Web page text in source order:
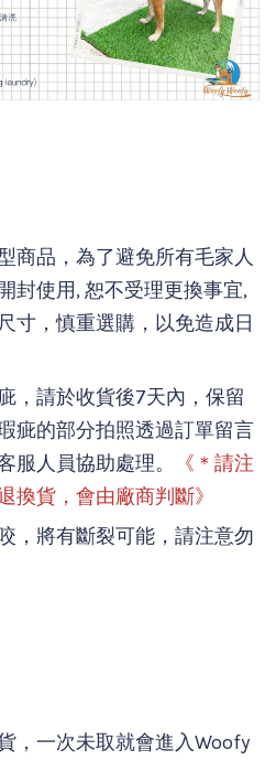
商品，為了避免所有毛家人
封使用, 恕不受理更換事宜,
寸，慎重選購，以免造成日
，請於收貨後7天內，保留
疵的部分拍照透過訂單留言
服人員協助處理。
《＊請注
換貨，會由廠商判斷》
，將有斷裂可能，請注意勿
，一次未取就會進入Woofy